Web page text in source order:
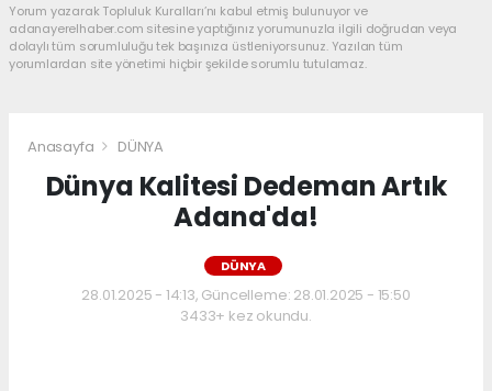
Yorum yazarak Topluluk Kuralları’nı kabul etmiş bulunuyor ve
adanayerelhaber.com sitesine yaptığınız yorumunuzla ilgili doğrudan veya
dolaylı tüm sorumluluğu tek başınıza üstleniyorsunuz. Yazılan tüm
yorumlardan site yönetimi hiçbir şekilde sorumlu tutulamaz.
Anasayfa DÜNYA
Dünya Kalitesi Dedeman Artık
Adana'da!
DÜNYA
28.01.2025 - 14:13, Güncelleme: 28.01.2025 - 15:50
3433+ kez okundu.